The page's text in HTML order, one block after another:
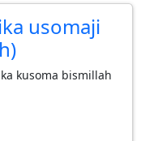
usomaji
kusoma bismillah